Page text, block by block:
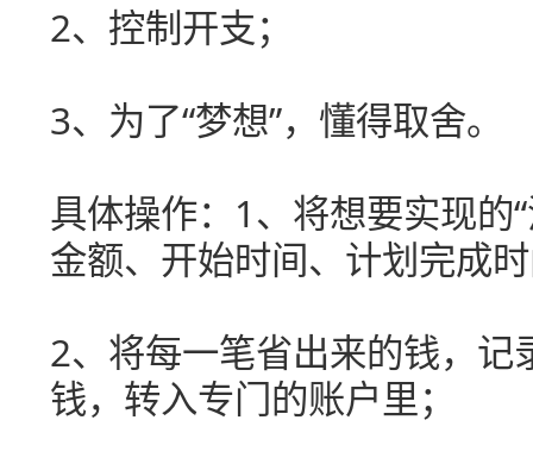
2、控制开支；
3、为了“梦想”，懂得取舍。
具体操作：1、将想要实现的
金额、开始时间、计划完成
2、将每一笔省出来的钱，
钱，转入专门的账户里；